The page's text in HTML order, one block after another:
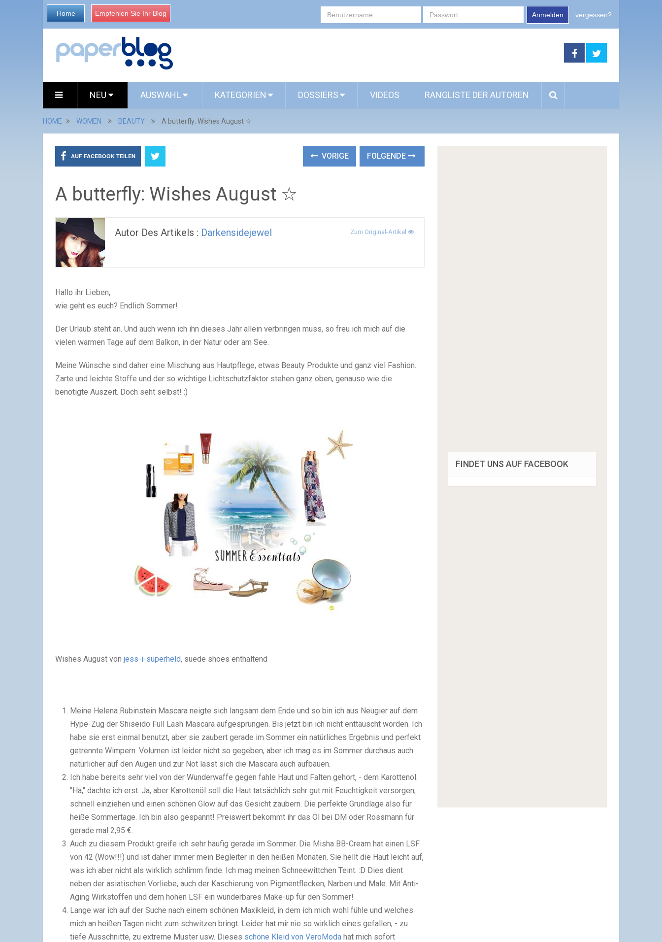
Home Empfehlen Sie Ihr Blog Anmelden vergessen?
NEU AUSWAHL KATEGORIEN DOSSIERS VIDEOS RANGLISTE DER AUTOREN
HOME WOMEN BEAUTY A butterfly: Wishes August ☆
AUF FACEBOOK TEILEN VORIGE FOLGENDE
A butterfly: Wishes August ☆
Autor Des Artikels : Darkensidejewel Zum Original-Artikel
Hallo ihr Lieben,
wie geht es euch? Endlich Sommer!
Der Urlaub steht an. Und auch wenn ich ihn dieses Jahr allein verbringen muss, so freu ich mich auf die
vielen warmen Tage auf dem Balkon, in der Natur oder am See.
Meine Wünsche sind daher eine Mischung aus Hautpflege, etwas Beauty Produkte und ganz viel Fashion.
Zarte und leichte Stoffe und der so wichtige Lichtschutzfaktor stehen ganz oben, genauso wie die
benötigte Auszeit. Doch seht selbst! :)
Wishes August von jess-i-superheld, suede shoes enthaltend
Meine Helena Rubinstein Mascara neigte sich langsam dem Ende und so bin ich aus Neugier auf dem
Hype-Zug der Shiseido Full Lash Mascara aufgesprungen. Bis jetzt bin ich nicht enttäuscht worden. Ich
habe sie erst einmal benutzt, aber sie zaubert gerade im Sommer ein natürliches Ergebnis und perfekt
getrennte Wimpern. Volumen ist leider nicht so gegeben, aber ich mag es im Sommer durchaus auch
natürlicher auf den Augen und zur Not lässt sich die Mascara auch aufbauen.
Ich habe bereits sehr viel von der Wunderwaffe gegen fahle Haut und Falten gehört, - dem Karottenöl.
"Hä," dachte ich erst. Ja, aber Karottenöl soll die Haut tatsächlich sehr gut mit Feuchtigkeit versorgen,
schnell einziehen und einen schönen Glow auf das Gesicht zaubern. Die perfekte Grundlage also für
heiße Sommertage. Ich bin also gespannt! Preiswert bekommt ihr das Öl bei DM oder Rossmann für
gerade mal 2,95 €.
Auch zu diesem Produkt greife ich sehr häufig gerade im Sommer. Die Misha BB-Cream hat einen LSF
von 42 (Wow!!!) und ist daher immer mein Begleiter in den heißen Monaten. Sie hellt die Haut leicht auf,
was ich aber nicht als wirklich schlimm finde. Ich mag meinen Schneewittchen Teint. :D Dies dient
neben der asiatischen Vorliebe, auch der Kaschierung von Pigmentflecken, Narben und Male. Mit Anti-
Aging Wirkstoffen und dem hohen LSF ein wunderbares Make-up für den Sommer!
Lange war ich auf der Suche nach einem schönen Maxikleid, in dem ich mich wohl fühle und welches
mich an heißen Tagen nicht zum schwitzen bringt. Leider hat mir nie so wirklich eines gefallen, - zu
tiefe Ausschnitte, zu extreme Muster usw. Dieses schöne Kleid von VeroModa hat mich sofort
FINDET UNS AUF FACEBOOK